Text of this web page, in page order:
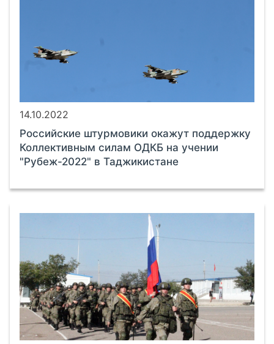
14.10.2022
Российские штурмовики окажут поддержку
Коллективным силам ОДКБ на учении
"Рубеж-2022" в Таджикистане